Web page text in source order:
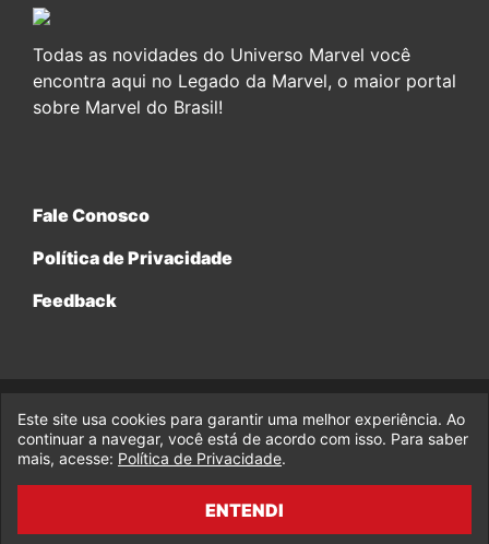
Todas as novidades do Universo Marvel você
encontra aqui no Legado da Marvel, o maior portal
sobre Marvel do Brasil!
Fale Conosco
Política de Privacidade
Feedback
© 2017-2026 Legado da Marvel, uma empresa da Legado
Enterprises.
fabiolobo
Este site usa cookies para garantir uma melhor experiência. Ao
continuar a navegar, você está de acordo com isso. Para saber
mais, acesse: Política de Privacidade.
ENTENDI